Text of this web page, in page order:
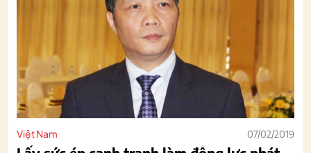
Việt Nam 07/02/2019